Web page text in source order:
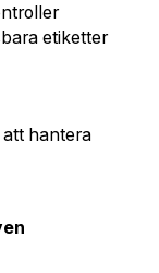
etiketter
hantera